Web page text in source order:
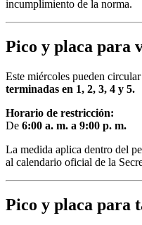
incumplimiento de la norma.
Pico y placa para
Este miércoles pueden
terminadas en 1, 2, 3, 4 y 5.
Horario de restricción:
De 6:00 a. m. a 9:00 p. m.
La medida aplica dentro del
al calendario oficial de la
Pico y placa para